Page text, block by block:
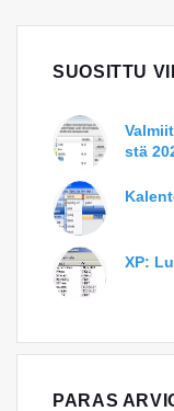
SUOSITTU
stä
XP:
PARAS